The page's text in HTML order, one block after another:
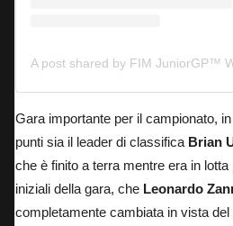
Gara importante per il campionato,
punti sia il leader di classifica Brian
che è finito a terra mentre era in
iniziali della gara, che Leonardo
completamente cambiata in vista